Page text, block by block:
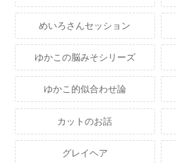
めいろさんセッション
ゆかこの脳みそシリーズ
ゆかこ的似合わせ論
カットのお話
グレイヘア